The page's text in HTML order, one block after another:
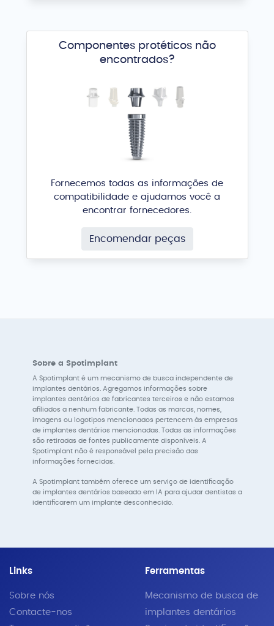
Componentes protéticos não
encontrados?
Fornecemos todas as informações de
compatibilidade e ajudamos você a
encontrar fornecedores.
Encomendar peças
Sobre a Spotimplant
A Spotimplant é um mecanismo de busca independente de
implantes dentários. Agregamos informações sobre
implantes dentários de fabricantes terceiros e não estamos
afiliados a nenhum fabricante. Todas as marcas, nomes,
imagens ou logotipos mencionados pertencem às empresas
de implantes dentários mencionadas. Todas as informações
são retiradas de fontes publicamente disponíveis. A
Spotimplant não é responsável pela precisão das
informações fornecidas.
A Spotimplant também oferece um serviço de identificação
de implantes dentários baseado em IA para ajudar dentistas a
identificarem um implante desconhecido.
Links
Sobre nós
Contacte-nos
Ferramentas
Mecanismo de busca de
implantes dentários